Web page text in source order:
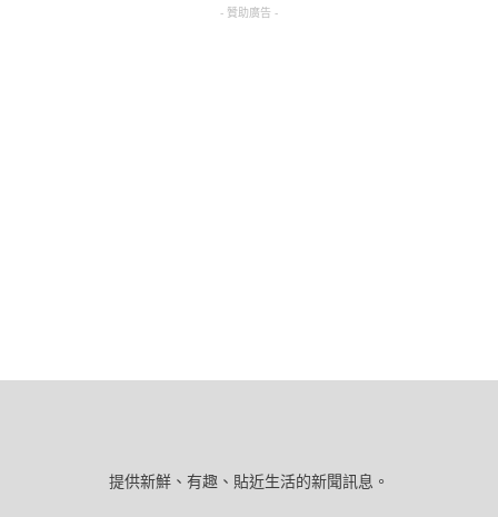
- 贊助廣告 -
提供新鮮、有趣、貼近生活的新聞訊息。